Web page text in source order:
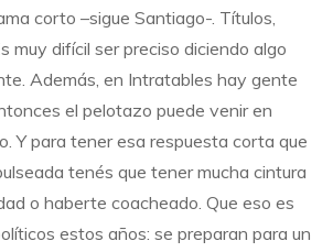
corto –sigue Santiago-. Títulos,
muy difícil ser preciso diciendo algo
Además, en Intratables hay gente
el pelotazo puede venir en
Y para tener esa respuesta corta que
tenés que tener mucha cintura
o haberte coacheado. Que eso es
estos años: se preparan para un